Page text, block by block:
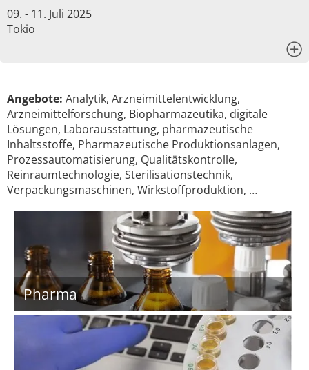
09. - 11. Juli 2025
Tokio
Angebote: Analytik, Arzneimittelentwicklung,
Arzneimittelforschung, Biopharmazeutika, digitale
Lösungen, Laborausstattung, pharmazeutische
Inhaltsstoffe, Pharmazeutische Produktionsanlagen,
Prozessautomatisierung, Qualitätskontrolle,
Reinraumtechnologie, Sterilisationstechnik,
Verpackungsmaschinen, Wirkstoffproduktion, …
Pharma